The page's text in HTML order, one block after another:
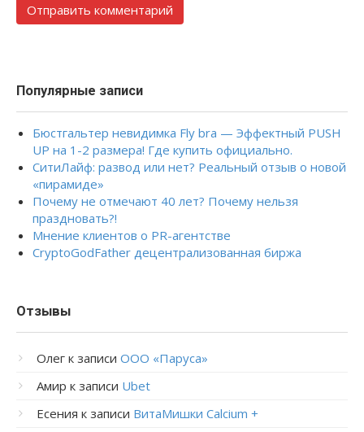
Популярные записи
Бюстгальтер невидимка Fly bra — Эффектный PUSH
UP на 1-2 размера! Где купить официально.
СитиЛайф: развод или нет? Реальный отзыв о новой
«пирамиде»
Почему не отмечают 40 лет? Почему нельзя
праздновать?!
Мнение клиентов о PR-агентстве
CryptoGodFather децентрализованная биржа
Отзывы
Олег к записи ООО «Паруса»
Амир к записи Ubet
Есения к записи ВитаМишки Calcium +